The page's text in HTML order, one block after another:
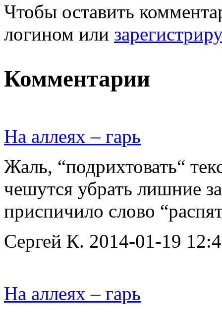
Чтобы оставить
логином или
Комментарии
На аллеях – гарь
Жаль, “подрихтовать“
чешутся убрать лишние
приспичило слово
Сергей К. 2014-01-19
На аллеях – гарь